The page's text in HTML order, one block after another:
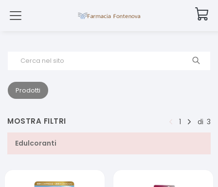
Cerca nel sito
Prodotti
MOSTRA FILTRI 1 di 3
Edulcoranti